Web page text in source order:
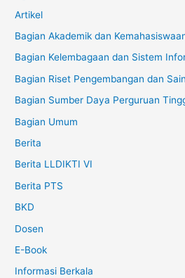
Artikel
Bagian Akademik dan
Bagian Kelembagaan dan Sistem
Bagian Riset Pengembangan dan
Bagian Sumber Daya Perguruan
Bagian Umum
Berita
Berita LLDIKTI VI
Berita PTS
BKD
Dosen
E-Book
Informasi Berkala